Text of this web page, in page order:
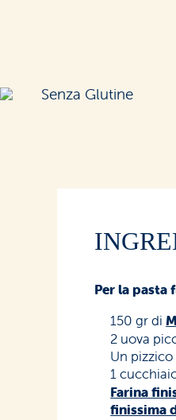
Senza Glutine
Per la pasta
150 gr di
2 uova
Un pizzico
1
Farina
finissima